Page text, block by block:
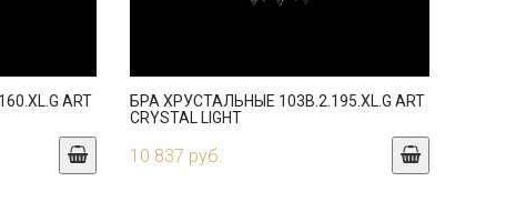
ART
БРА ХРУСТАЛЬНЫЕ 103B.2.195.XL.G ART
CRYSTAL LIGHT
10 837 руб.